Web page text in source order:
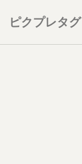
ピクプレタグ